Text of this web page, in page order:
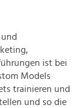
ist bei
Models
trainieren und
und so die